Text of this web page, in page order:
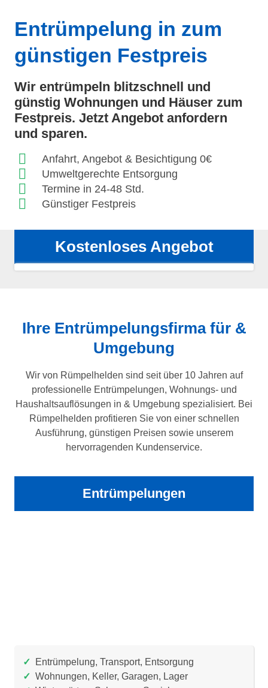
Entrümpelung in zum
günstigen Festpreis
Wir entrümpeln blitzschnell und
günstig Wohnungen und Häuser zum
Festpreis. Jetzt Angebot anfordern
und sparen.
Anfahrt, Angebot & Besichtigung 0€
Umweltgerechte Entsorgung
Termine in 24-48 Std.
Günstiger Festpreis
Kostenloses Angebot
Ihre Entrümpelungsfirma für &
Umgebung
Wir von Rümpelhelden sind seit über 10 Jahren auf
professionelle Entrümpelungen, Wohnungs- und
Haushaltsauflösungen in & Umgebung spezialisiert. Bei
Rümpelhelden profitieren Sie von einer schnellen
Ausführung, günstigen Preisen sowie unserem
hervorragenden Kundenservice.
Entrümpelungen
✓
Entrümpelung, Transport, Entsorgung
✓ Wohnungen, Keller, Garagen, Lager